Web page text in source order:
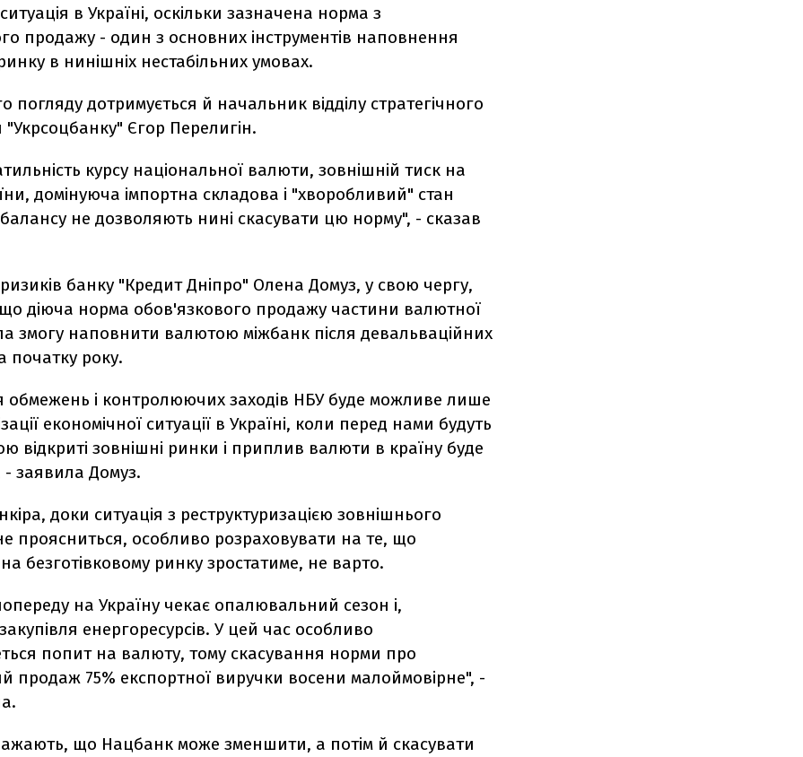
в Україні, оскільки зазначена норма з
продажу - один з основних інструментів наповнення
в нинішніх нестабільних умовах.
погляду дотримується й начальник відділу стратегічного
Єгор Перелигін.
курсу національної валюти, зовнішній тиск на
домінуюча імпортна складова і "хворобливий" стан
не дозволяють нині скасувати цю норму", - сказав
банку "Кредит Дніпро" Олена Домуз, у свою чергу,
діюча норма обов'язкового продажу частини валютної
змогу наповнити валютою міжбанк після девальваційних
початку року.
обмежень і контролюючих заходів НБУ буде можливе лише
економічної ситуації в Україні, коли перед нами будуть
відкриті зовнішні ринки і приплив валюти в країну буде
- заявила Домуз.
доки ситуація з реструктуризацією зовнішнього
проясниться, особливо розраховувати на те, що
безготівковому ринку зростатиме, не варто.
на Україну чекає опалювальний сезон і,
енергоресурсів. У цей час особливо
попит на валюту, тому скасування норми про
продаж 75% експортної виручки восени малоймовірне", -
що Нацбанк може зменшити, а потім й скасувати